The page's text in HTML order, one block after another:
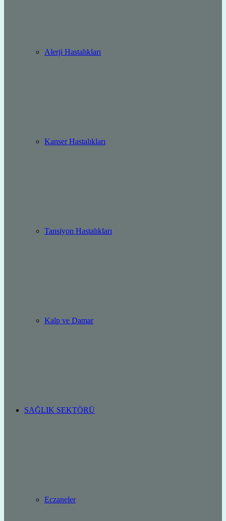
Alerji Hastalıkları
Kanser Hastalıkları
Tansiyon Hastalıkları
Kalp ve Damar
SAĞLIK SEKTÖRÜ
Eczaneler